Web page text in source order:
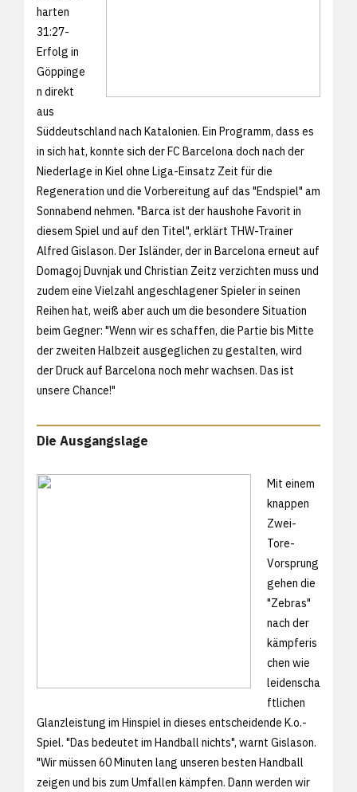
harten
31:27-
Erfolg in
Göppinge
n direkt
aus
Süddeutschland nach Katalonien. Ein Programm, dass es
in sich hat, konnte sich der FC Barcelona doch nach der
Niederlage in Kiel ohne Liga-Einsatz Zeit für die
Regeneration und die Vorbereitung auf das "Endspiel" am
Sonnabend nehmen. "Barca ist der haushohe Favorit in
diesem Spiel und auf den Titel", erklärt THW-Trainer
Alfred Gislason. Der Isländer, der in Barcelona erneut auf
Domagoj Duvnjak und Christian Zeitz verzichten muss und
zudem eine Vielzahl angeschlagener Spieler in seinen
Reihen hat, weiß aber auch um die besondere Situation
beim Gegner: "Wenn wir es schaffen, die Partie bis Mitte
der zweiten Halbzeit ausgeglichen zu gestalten, wird
der Druck auf Barcelona noch mehr wachsen. Das ist
unsere Chance!"
Die Ausgangslage
Mit einem
knappen
Zwei-
Tore-
Vorsprung
gehen die
"Zebras"
nach der
kämpferis
chen wie
leidenscha
ftlichen
Glanzleistung im Hinspiel in dieses entscheidende K.o.-
Spiel. "Das bedeutet im Handball nichts", warnt Gislason.
"Wir müssen 60 Minuten lang unseren besten Handball
zeigen und bis zum Umfallen kämpfen. Dann werden wir